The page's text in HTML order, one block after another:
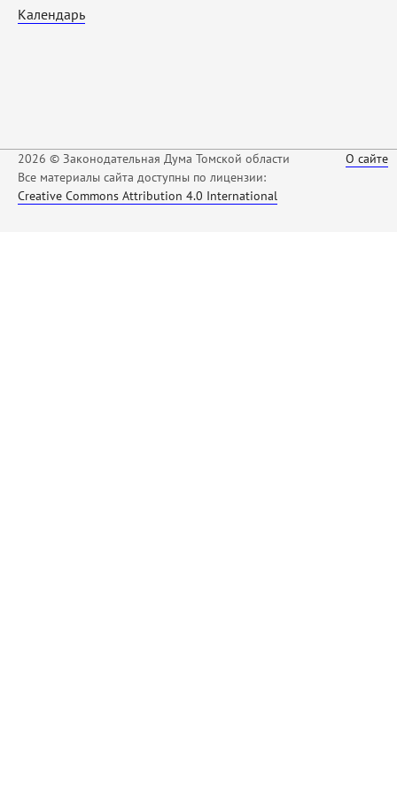
Календарь
2026 © Законодательная Дума Томской области
Все материалы сайта доступны по лицензии:
Creative Commons Attribution 4.0 International
О сайте